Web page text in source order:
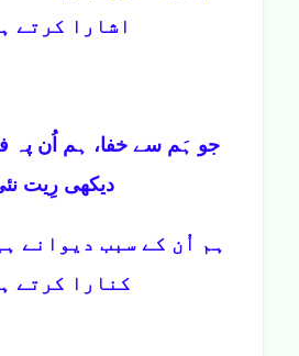
اشارا کرتے
جو ہَم سے خفا، ہم اُن پہ
دیکھی رِیت
ہم اُن کے سبب دیوانے
کنارا کرتے